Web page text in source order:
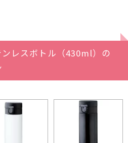
レスボトル（430ml）の